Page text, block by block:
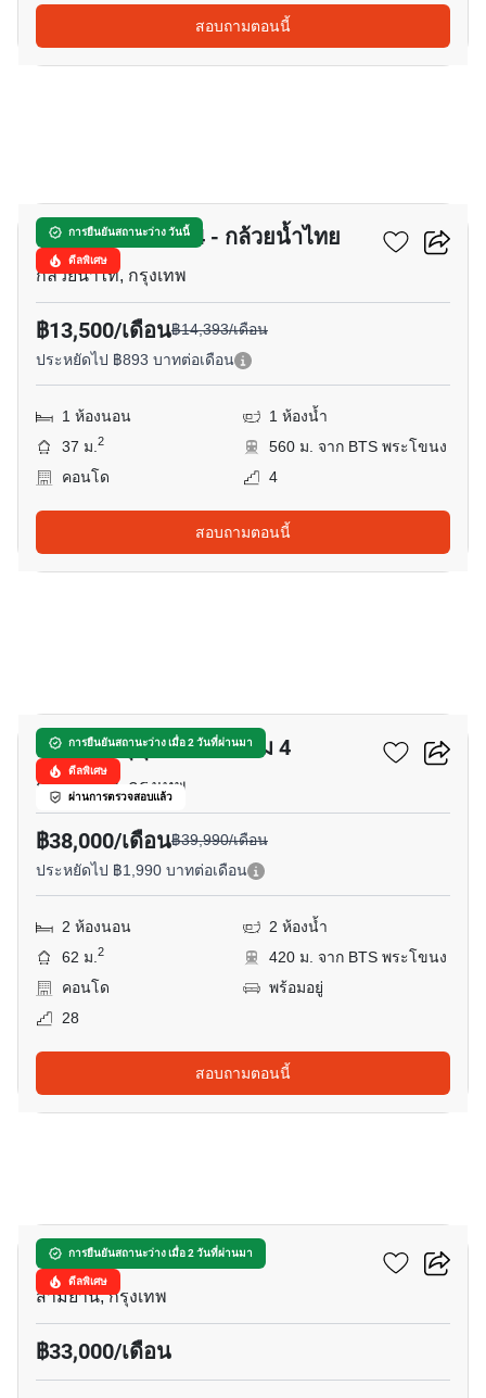
สอบถามตอนนี้
การยืนยันสถานะว่าง วันนี้
ดีลพิเศษ
ยู สบาย พระราม 4 - กล้วยน้ำไทย
กล้วยน้ำไท, กรุงเทพ
฿13,500/เดือน฿14,393/เดือน
ประหยัดไป ฿893 บาทต่อเดือน
1 ห้องนอน
1 ห้องน้ำ
37 ม.2
560 ม. จาก BTS พระโขนง
คอนโด
4
สอบถามตอนนี้
การยืนยันสถานะว่าง เมื่อ 2 วันที่ผ่านมา
ดีลพิเศษ
ผ่านการตรวจสอบแล้ว
แอสปาย สุขุมวิท-พระราม 4
กล้วยน้ำไท, กรุงเทพ
฿38,000/เดือน฿39,990/เดือน
ประหยัดไป ฿1,990 บาทต่อเดือน
2 ห้องนอน
2 ห้องน้ำ
62 ม.2
420 ม. จาก BTS พระโขนง
คอนโด
พร้อมอยู่
28
สอบถามตอนนี้
การยืนยันสถานะว่าง เมื่อ 2 วันที่ผ่านมา
ดีลพิเศษ
อัลติจูด สามย่าน-สีลม
สามย่าน, กรุงเทพ
฿33,000/เดือน